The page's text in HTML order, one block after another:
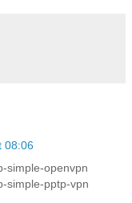
08:06
simple-openvpn
simple-pptp-vpn